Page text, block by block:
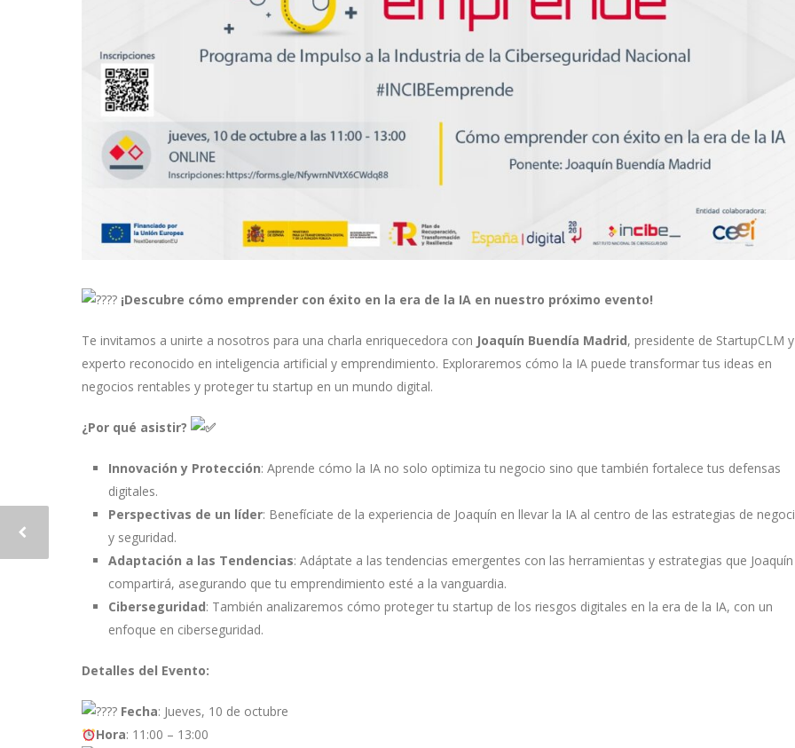
¡Descubre cómo emprender con éxito en la era de la IA en nuestro próximo evento!
Te invitamos a unirte a nosotros para una charla enriquecedora con Joaquín Buendía Madrid, presidente de StartupCLM y
experto reconocido en inteligencia artificial y emprendimiento. Exploraremos cómo la IA puede transformar tus ideas en
negocios rentables y proteger tu startup en un mundo digital.
¿Por qué asistir?
Innovación y Protección: Aprende cómo la IA no solo optimiza tu negocio sino que también fortalece tus defensas
digitales.
Perspectivas de un líder: Benefíciate de la experiencia de Joaquín en llevar la IA al centro de las estrategias de
y seguridad.
Adaptación a las Tendencias: Adáptate a las tendencias emergentes con las herramientas y estrategias que Joaquín
compartirá, asegurando que tu emprendimiento esté a la vanguardia.
Ciberseguridad: También analizaremos cómo proteger tu startup de los riesgos digitales en la era de la IA, con un
enfoque en ciberseguridad.
Detalles del Evento:
Fecha: Jueves, 10 de octubre
Hora: 11:00 – 13:00